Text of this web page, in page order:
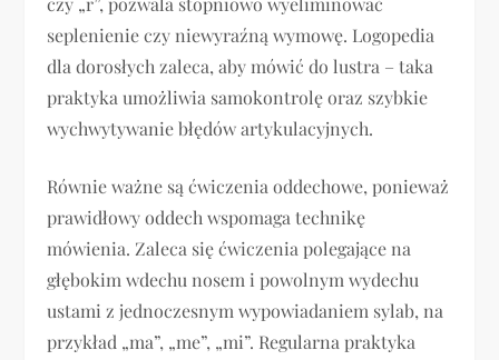
seplenienie czy niewyraźną wymowę. Logopedia
dla dorosłych zaleca, aby mówić do lustra – taka
praktyka umożliwia samokontrolę oraz szybkie
wychwytywanie błędów artykulacyjnych.
Równie ważne są ćwiczenia oddechowe, ponieważ
prawidłowy oddech wspomaga technikę
mówienia. Zaleca się ćwiczenia polegające na
głębokim wdechu nosem i powolnym wydechu
ustami z jednoczesnym wypowiadaniem sylab, na
przykład „ma”, „me”, „mi”. Regularna praktyka